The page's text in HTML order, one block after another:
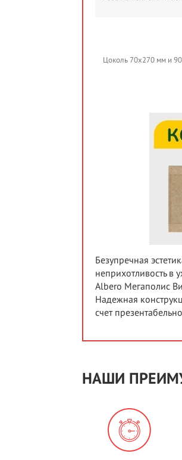
Цоколь 70х270 мм и
Безупречная
неприхотливость в
Albero Мегаполис
Надежная
счет
НАШИ